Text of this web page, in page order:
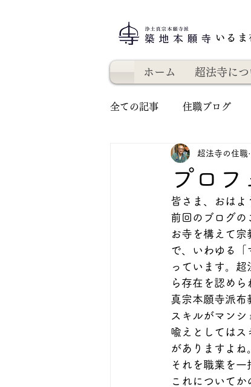
いるま
ホーム 超法寺につ
全ての記事 住職ブログ
プロ
超法寺の住職
皆さま、おはよ
前回のブログの
お寺を構えて
で、いわゆる
っています。
ら存在を認め
真宗本願寺派布
スキルがマンシ
喩えとしてはス
がありますよね
それを職業を一
これについて